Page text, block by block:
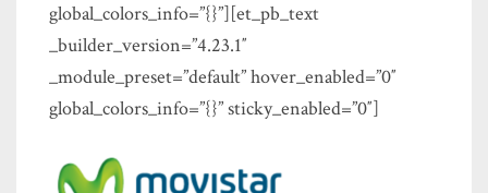
global_colors_info=”{}”][et_pb_text
_builder_version=”4.23.1″
_module_preset=”default” hover_enabled=”0″
global_colors_info=”{}” sticky_enabled=”0″]